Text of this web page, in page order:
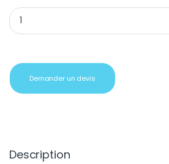
Oreillette Jabra noire et grise quantity
Demander un devis
Description